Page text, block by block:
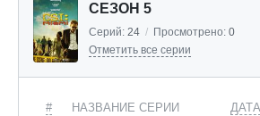
СЕЗОН 5
Серий: 24 / Просмотрено: 0
Отметить все серии
# НАЗВАНИЕ СЕРИИ ДАТА